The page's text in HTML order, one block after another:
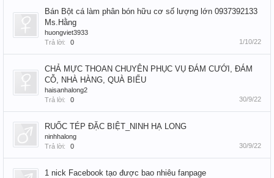
Bán Bột cá làm phân bón hữu cơ số lượng lớn 0937392133
Ms.Hằng
huongviet3933
Trả lời:
0 1/10/22
CHẢ MỰC THOAN CHUYÊN PHỤC VỤ ĐÁM CƯỚI, ĐÁM
CỖ, NHÀ HÀNG, QUÀ BIẾU
haisanhalong2
Trả lời:
0 30/9/22
RUỐC TÉP ĐẶC BIỆT_NINH HẠ LONG
ninhhalong
Trả lời:
0 30/9/22
1 nick Facebook tạo được bao nhiêu fanpage